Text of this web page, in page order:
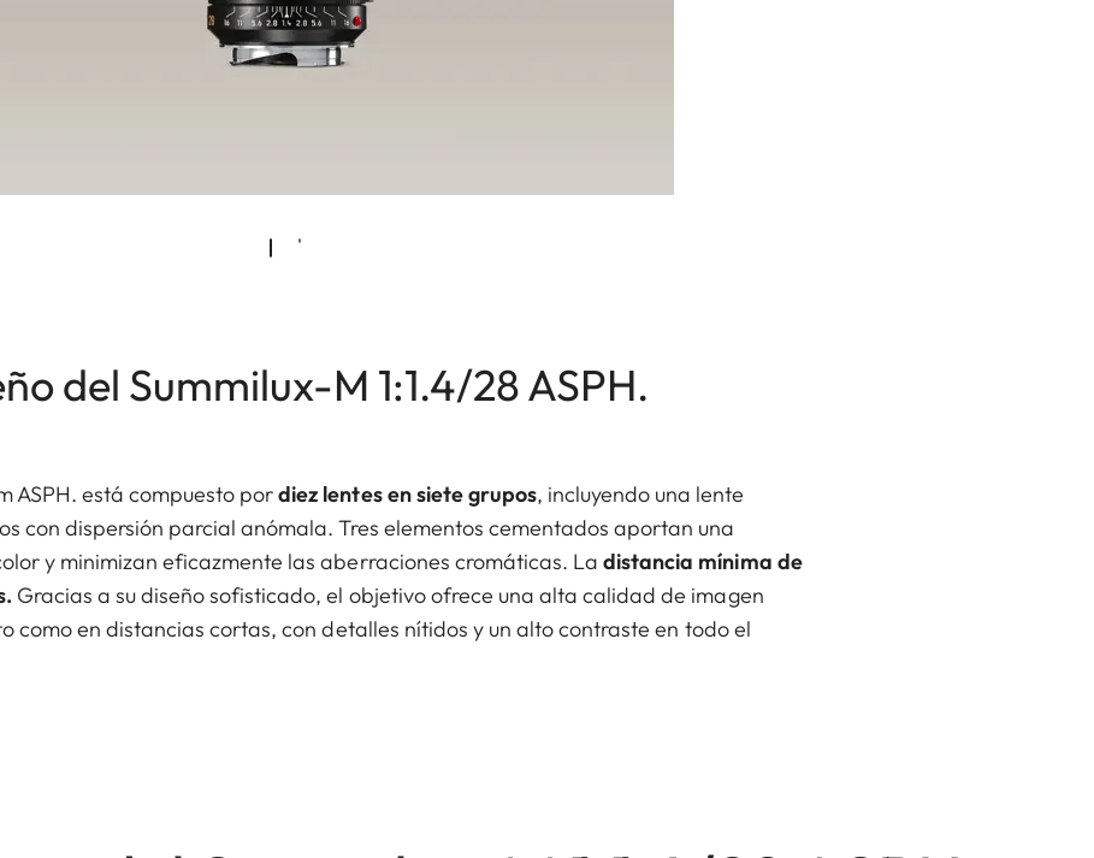
del Summilux-M 1:1.4/28 ASPH.
ASPH. está compuesto pordiez lentes en siete grupos, incluyendo una lente
con dispersión parcial anómala. Tres elementos cementados aportan una
y minimizan eficazmente las aberraciones cromáticas. Ladistancia mínima de
Gracias a su diseño sofisticado, el objetivo ofrece una alta calidad de imagen
como en distancias cortas, con detalles nítidos y un alto contraste en todo el